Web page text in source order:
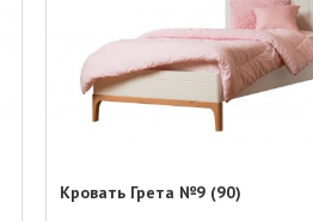
Кровать Грета №9 (90)